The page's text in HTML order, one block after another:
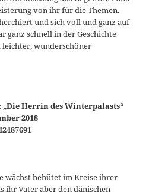
von ihr für die Themen.
und sich voll und ganz auf
ganz schnell in der Geschichte
wunderschöner
Herrin des Winterpalasts“
2018
wächst behütet im Kreise ihrer
ihr Vater aber den dänischen